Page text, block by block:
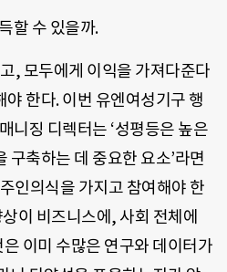
할 수 있을까.
, 모두에게 이익을 가져다준다
한다. 이번 유엔여성기구 행
니징 디렉터는 ‘성평등은 높은
구축하는 데 중요한 요소’라면
인의식을 가지고 참여해야 한
이 비즈니스에, 사회 전체에
이미 수많은 연구와 데이터가